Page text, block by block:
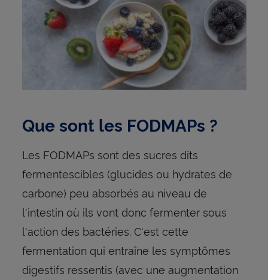
Que sont les FODMAPs ?
Les FODMAPs sont des sucres dits
fermentescibles (glucides ou hydrates de
carbone) peu absorbés au niveau de
l'intestin où ils vont donc fermenter sous
l'action des bactéries. C'est cette
fermentation qui entraîne les symptômes
digestifs ressentis (avec une augmentation